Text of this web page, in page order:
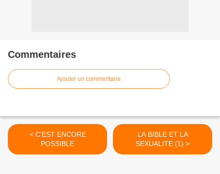
Commentaires
Ajouter un commentaire
< C'EST ENCORE
POSSIBLE
LA BIBLE ET LA
SEXUALITE (1) >